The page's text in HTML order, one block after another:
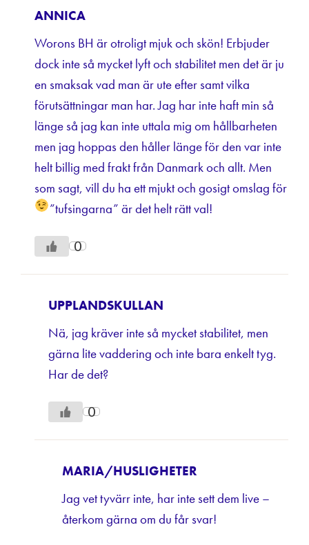
ANNICA
Worons BH är otroligt mjuk och skön! Erbjuder
dock inte så mycket lyft och stabilitet men det är ju
en smaksak vad man är ute efter samt vilka
förutsättningar man har. Jag har inte haft min så
länge så jag kan inte uttala mig om hållbarheten
men jag hoppas den håller länge för den var inte
helt billig med frakt från Danmark och allt. Men
som sagt, vill du ha ett mjukt och gosigt omslag för
”tufsingarna” är det helt rätt val!
0
UPPLANDSKULLAN
Nä, jag kräver inte så mycket stabilitet, men
gärna lite vaddering och inte bara enkelt tyg.
Har de det?
0
MARIA/HUSLIGHETER
Jag vet tyvärr inte, har inte sett dem live –
återkom gärna om du får svar!